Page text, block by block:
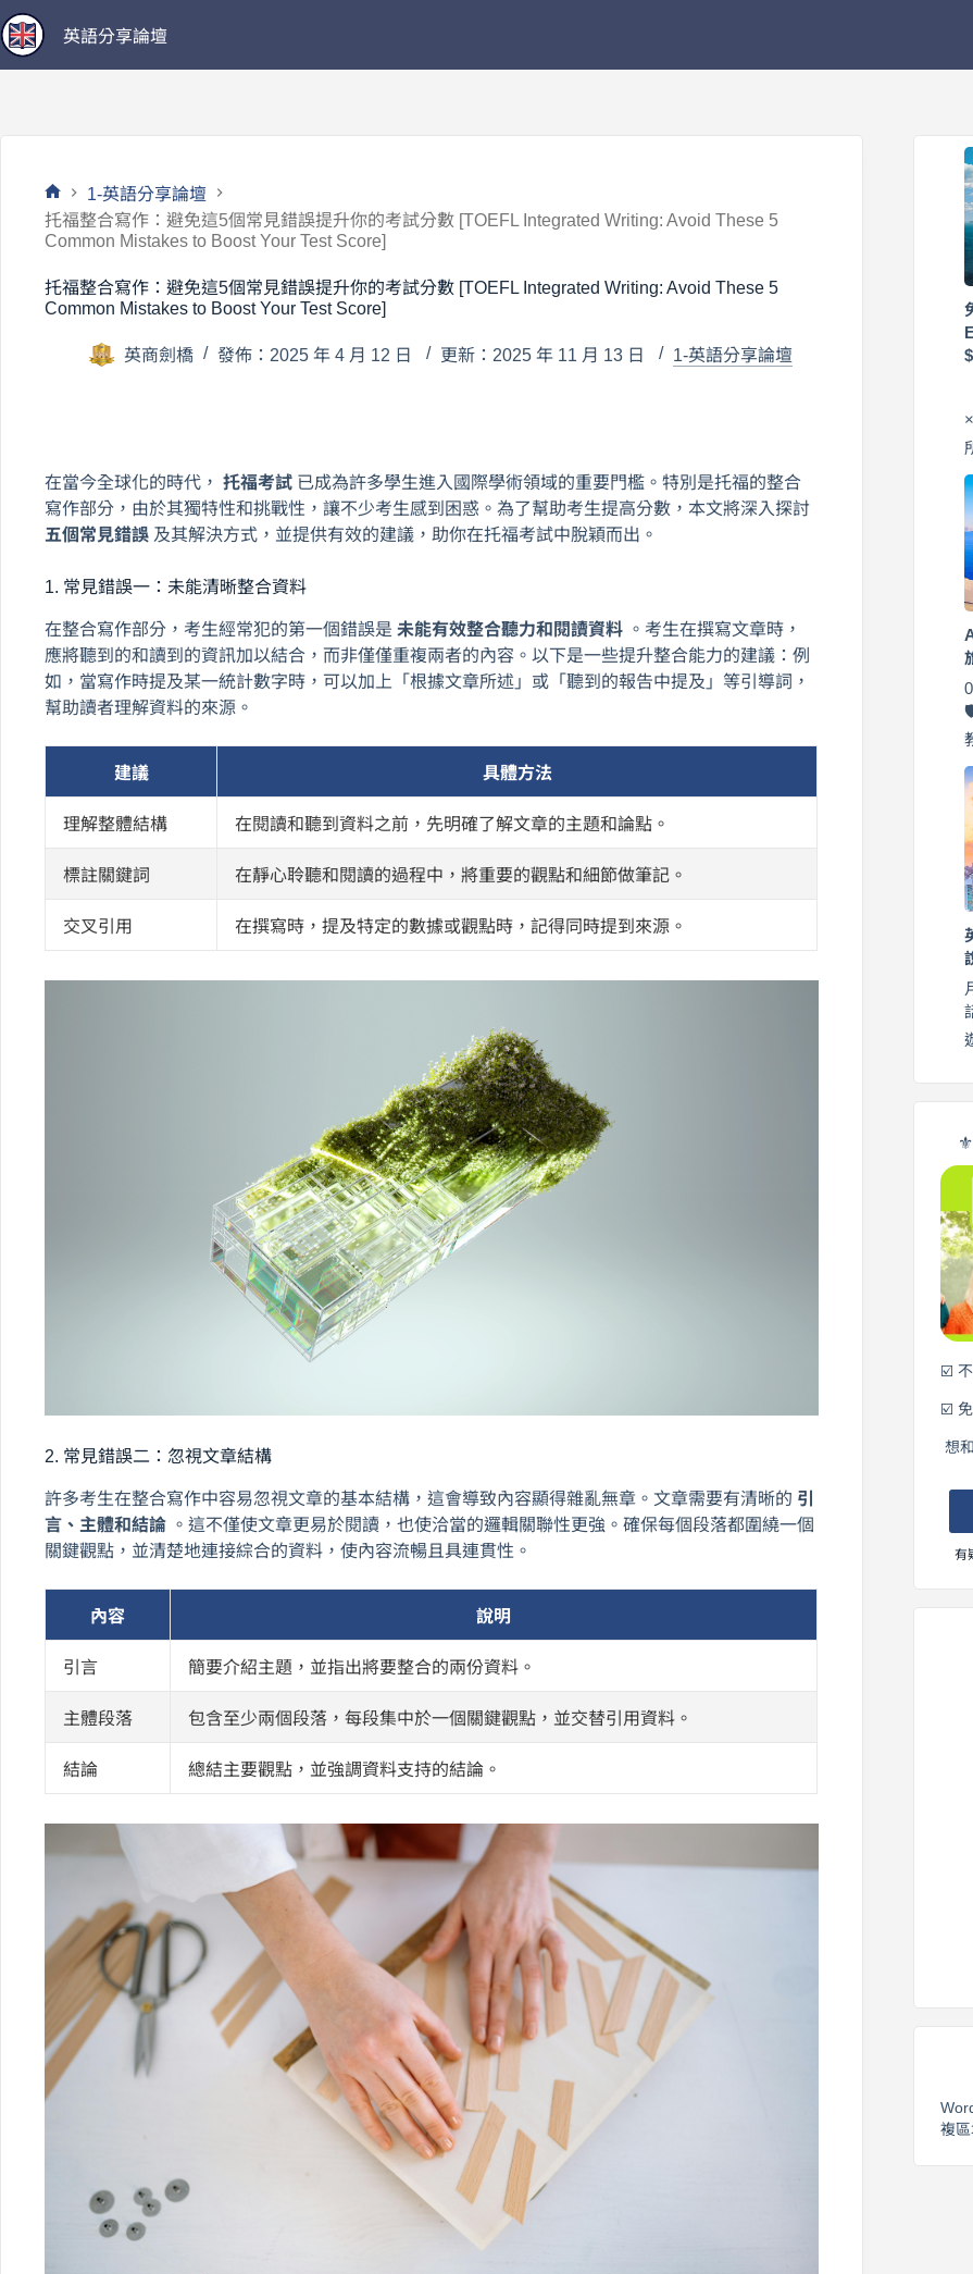
跳
至
主
英語分享論壇
首
頁
1-英語分享論壇
托福整合寫作：避免這5個常見錯誤提升你的考試分數 [TOEFL Integrated Writing: Avoid These 5
Common Mistakes to Boost Your Test Score]
托福整合寫作：避免這5個常見錯誤提升你的考試分數 [TOEFL Integrated Writing: Avoid These 5
Common Mistakes to Boost Your Test Score]
英商劍橋 發佈：2025 年 4 月 12 日 更新：2025 年 11 月 13 日 1-英語分享論壇
在當今全球化的時代， 托福考試 已成為許多學生進入國際學術領域的重要門檻。特別是托福的整合
寫作部分，由於其獨特性和挑戰性，讓不少考生感到困惑。為了幫助考生提高分數，本文將深入探討
五個常見錯誤 及其解決方式，並提供有效的建議，助你在托福考試中脫穎而出。
1. 常見錯誤一：未能清晰整合資料
在整合寫作部分，考生經常犯的第一個錯誤是 未能有效整合聽力和閱讀資料 。考生在撰寫文章時，
應將聽到的和讀到的資訊加以結合，而非僅僅重複兩者的內容。以下是一些提升整合能力的建議：例
如，當寫作時提及某一統計數字時，可以加上「根據文章所述」或「聽到的報告中提及」等引導詞，
幫助讀者理解資料的來源。
建議 具體方法
理解整體結構 在閱讀和聽到資料之前，先明確了解文章的主題和論點。
標註關鍵詞 在靜心聆聽和閱讀的過程中，將重要的觀點和細節做筆記。
交叉引用 在撰寫時，提及特定的數據或觀點時，記得同時提到來源。
2. 常見錯誤二：忽視文章結構
許多考生在整合寫作中容易忽視文章的基本結構，這會導致內容顯得雜亂無章。文章需要有清晰的 引
言、主體和結論 。這不僅使文章更易於閱讀，也使洽當的邏輯關聯性更強。確保每個段落都圍繞一個
關鍵觀點，並清楚地連接綜合的資料，使內容流暢且具連貫性。
內容 說明
引言 簡要介紹主題，並指出將要整合的兩份資料。
主體段落 包含至少兩個段落，每段集中於一個關鍵觀點，並交替引用資料。
結論 總結主要觀點，並強調資料支持的結論。
⚜️
☑️
☑️
想
有
複